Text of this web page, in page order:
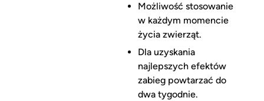
Możliwość stosowanie
w każdym momencie
życia zwierząt.
Dla uzyskania
najlepszych efektów
zabieg powtarzać do
dwa tygodnie.